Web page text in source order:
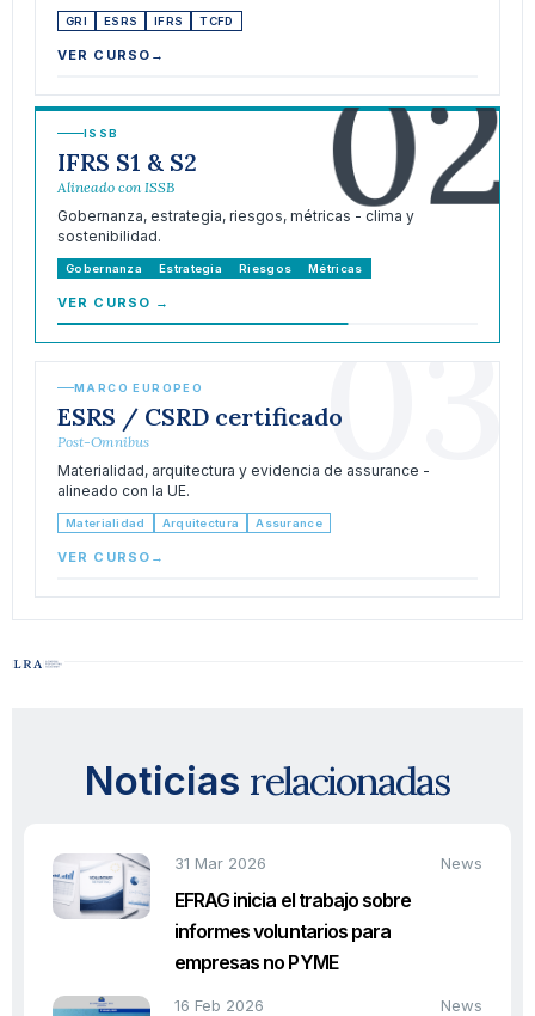
GRI ESRS IFRS TCFD
VER CURSO → 02
ISSB
IFRS S1 & S2
Alineado con ISSB
Gobernanza, estrategia, riesgos, métricas - clima y
sostenibilidad.
Gobernanza Estrategia Riesgos Métricas
VER CURSO → 03
MARCO EUROPEO
ESRS / CSRD certificado
Post-Omnibus
Materialidad, arquitectura y evidencia de assurance -
alineado con la UE.
Materialidad Arquitectura Assurance
VER CURSO →
Noticias relacionadas
31 Mar 2026 News
EFRAG inicia el trabajo sobre
informes voluntarios para
empresas no PYME
16 Feb 2026 News